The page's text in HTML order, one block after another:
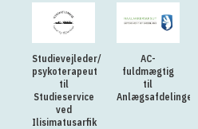
Studievejleder/
psykoterapeut
til
Studieservice
ved
Ilisimatusarfik
AC-
fuldmægtig
til
Anlægsafdelingen